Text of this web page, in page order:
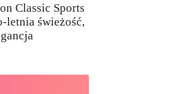
Classic Sports
letnia świeżość,